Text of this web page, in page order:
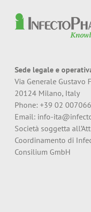
Sede legale e
Via Generale Gustavo
20124 Milano, Italy
Phone: +39 02
Email: info-
Società soggetta
Coordinamento di
Consilium GmbH